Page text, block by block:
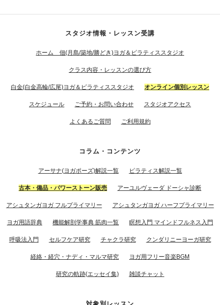
スタジオ情報・レッスン受講
ホーム 佃(月島/築地/勝どき)ヨガ＆ピラティススタジオ
クラス内容・レッスンの選び方
白金(白金高輪/広尾)ヨガ＆ピラティススタジオ オンライン個別レッスン
スケジュール ご予約・お問い合わせ スタジオアクセス
よくあるご質問 ご利用規約
コラム・コンテンツ
アーサナ(ヨガポーズ)解説一覧 ピラティス解説一覧
古本・備品・パワーストーン販売 アーユルヴェーダ ドーシャ診断
アシュタンガヨガ フルプライマリー アシュタンガヨガ ハーフプライマリー
ヨガ用語辞典 機能解剖学事典 筋肉一覧 瞑想入門 マインドフルネス入門
呼吸法入門 セルフケア研究 チャクラ研究 クンダリニーヨーガ研究
経絡・経穴・ナディ・マルマ研究 ヨガ用フリー音楽BGM
研究の軌跡(エッセイ集) 雑談チャット